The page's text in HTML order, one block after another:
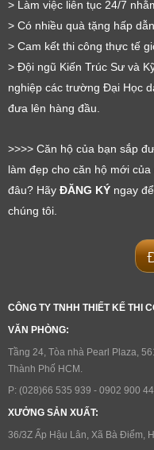
> Làm việc liên tục 24/7
> Có nhiều quà tặng hấp
> Cam kết thi công thực tế
> Đội ngũ Kiến Trúc Sư và
nghiệp các trường Đại Học
đưa lên hàng đầu.
>>>> Căn hộ của bạn sắp
làm đẹp cho căn hộ mới
đâu? Hãy ĐĂNG KÝ ngay
chúng tôi.
CÔNG TY TNHH THIẾT KẾ THI
VĂN PHÒNG:
Tầng 24, Tòa nhà Pearl Plaza,
Thành Phố HCM.
P: (028)66 535 939 - 0902 900
XƯỞNG SẢN XUẤT:
36/3Z Ấp Hậu Lân, Xã Bà Điểm,
Cảm ơn quý
Chúng tôi sẽ liên